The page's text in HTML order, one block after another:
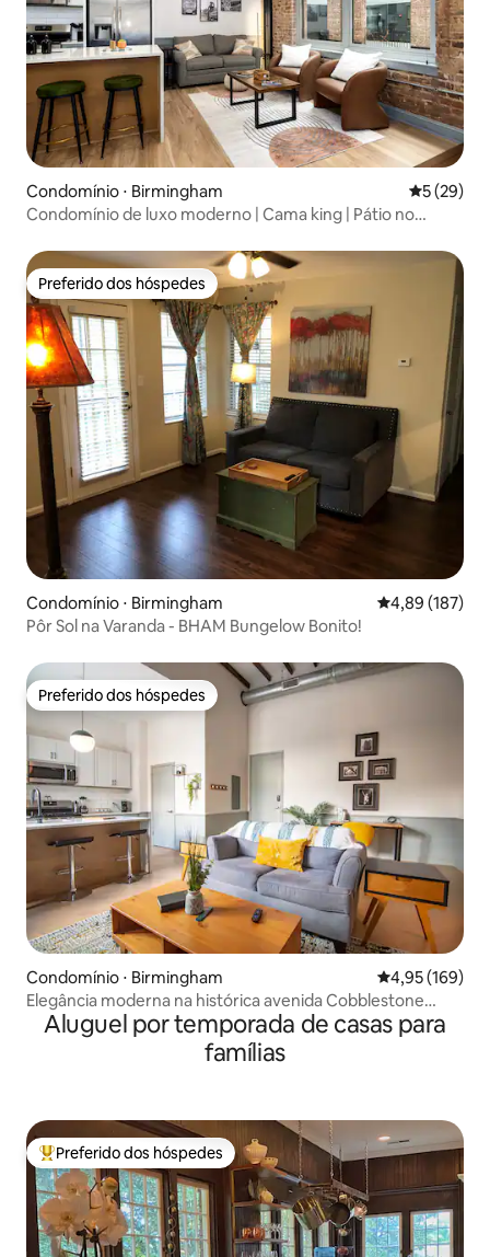
Condomínio ⋅ Birmingham 5 de uma
5 (29)
Condomínio de luxo moderno | Cama king | Pátio no
Preferido dos hóspedes
Preferido dos hóspedes
Condomínio ⋅ Birmingham 4,89 de uma
4,89 (187)
Pôr Sol na Varanda - BHAM Bungelow Bonito!
Preferido dos hóspedes
Preferido dos hóspedes
Condomínio ⋅ Birmingham 4,95 de uma
4,95 (169)
Elegância moderna na histórica avenida Cobblestone
Morris
Aluguel por temporada de casas para
famílias
Entre os melhores preferidos dos hóspedes
Preferido dos hóspedes